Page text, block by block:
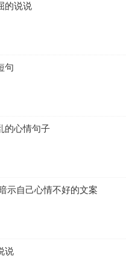
的说说
句
的心情句子
示自己心情不好的文案
说